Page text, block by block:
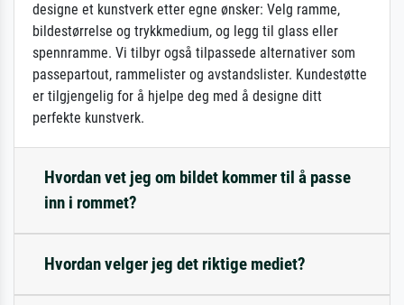
designe et kunstverk etter egne ønsker: Velg ramme,
bildestørrelse og trykkmedium, og legg til glass eller
spennramme. Vi tilbyr også tilpassede alternativer som
passepartout, rammelister og avstandslister. Kundestøtte
er tilgjengelig for å hjelpe deg med å designe ditt
perfekte kunstverk.
Hvordan vet jeg om bildet kommer til å passe
inn i rommet?
Hvordan velger jeg det riktige mediet?